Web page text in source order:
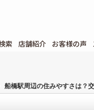
索 店舗紹介 お客様の声
船橋駅周辺の住みやすさは？